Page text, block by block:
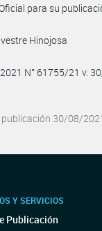
para su
Hinojosa
N° 61755/21 v.
publicación 30/08/
Y SERVICIOS
Publicación